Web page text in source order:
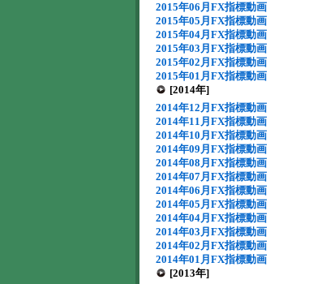
2015年06月FX指標動画
2015年05月FX指標動画
2015年04月FX指標動画
2015年03月FX指標動画
2015年02月FX指標動画
2015年01月FX指標動画
[2014年]
2014年12月FX指標動画
2014年11月FX指標動画
2014年10月FX指標動画
2014年09月FX指標動画
2014年08月FX指標動画
2014年07月FX指標動画
2014年06月FX指標動画
2014年05月FX指標動画
2014年04月FX指標動画
2014年03月FX指標動画
2014年02月FX指標動画
2014年01月FX指標動画
[2013年]